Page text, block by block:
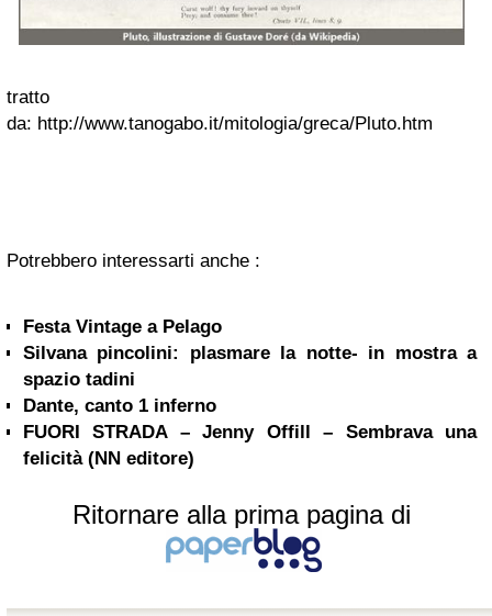
tratto
da: http://www.tanogabo.it/mitologia/greca/Pluto.htm
Potrebbero interessarti anche :
Festa Vintage a Pelago
Silvana pincolini: plasmare la notte- in mostra a
spazio tadini
Dante, canto 1 inferno
FUORI STRADA – Jenny Offill – Sembrava una
felicità (NN editore)
Ritornare alla prima pagina di